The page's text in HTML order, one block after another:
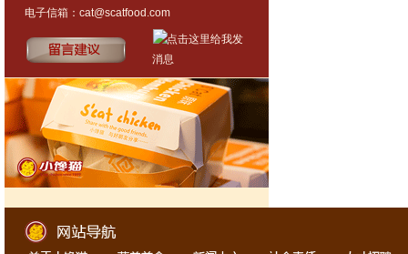
电子信箱：cat@scatfood.com